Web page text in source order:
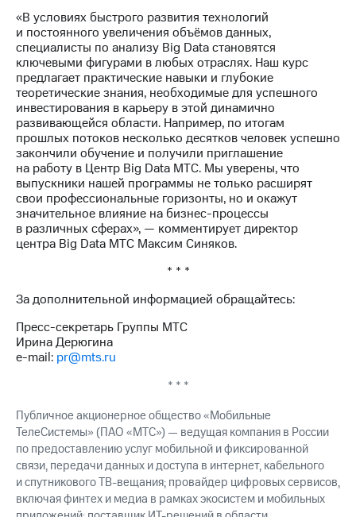
Контроль
и
аудит
Рынок
акций
Описание
Программа
приобретения
Порядок
выкупа
акций
Дивиденды
Рынок
облигаций
Еврооблигации-2023
Уведомление
о
погашении
именных
облигаций
Другое
Реквизиты
Контакты
развитие
этика
На главную
«В условиях быстрого развития технологий
и постоянного увеличения объёмов данных,
специалисты по анализу Big Data становятся
ключевыми фигурами в любых отраслях. Наш курс
предлагает практические навыки и глубокие
теоретические знания, необходимые для успешного
инвестирования в карьеру в этой динамично
развивающейся области. Например, по итогам
прошлых потоков несколько десятков человек успешно
закончили обучение и получили приглашение
на работу в Центр Big Data МТС. Мы уверены, что
выпускники нашей программы не только расширят
свои профессиональные горизонты, но и окажут
значительное влияние на бизнес-процессы
в различных сферах», — комментирует директор
центра Big Data МТС Максим Синяков.
* * *
За дополнительной информацией обращайтесь:
Пресс-секретарь Группы МТС
Ирина Дерюгина
e-mail: pr@mts.ru
* * *
Публичное акционерное общество «Мобильные
ТелеСистемы» (ПАО «МТС») — ведущая компания в России
по предоставлению услуг мобильной и фиксированной
связи, передачи данных и доступа в интернет, кабельного
и спутникового ТВ-вещания; провайдер цифровых сервисов,
включая финтех и медиа в рамках экосистем и мобильных